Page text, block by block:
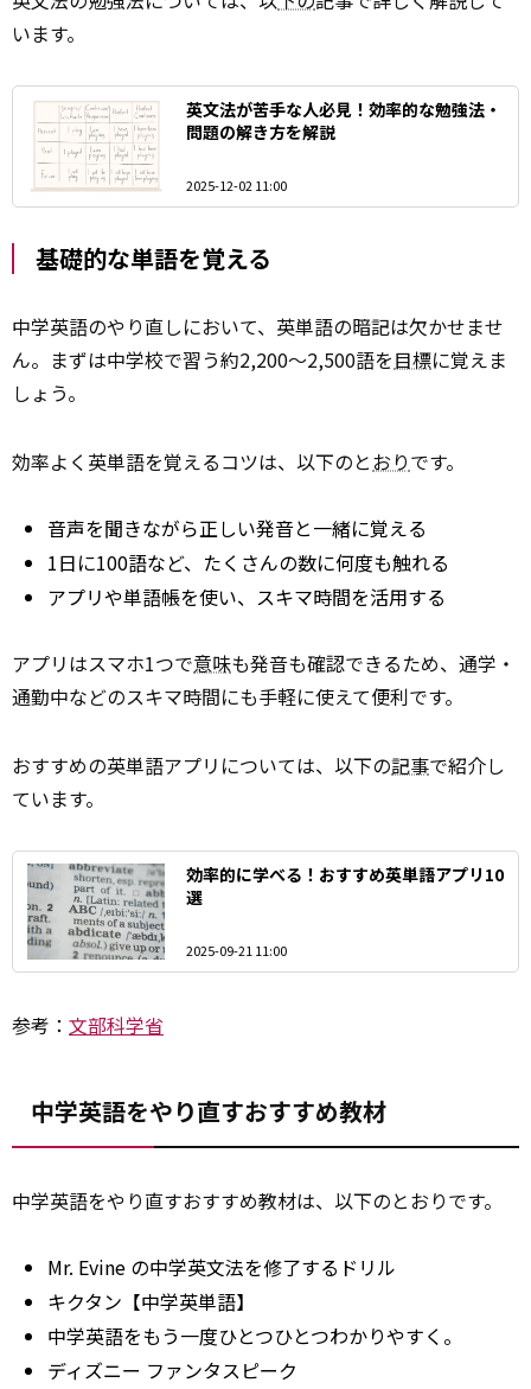
います。
英文法が苦手な人必見！効率的な勉強法・
問題の解き方を解説
2025-12-02 11:00
基礎的な単語を覚える
中学英語のやり直しにおいて、英単語の暗記は欠かせませ
ん。まずは中学校で習う約2,200～2,500語を目標に覚えま
しょう。
効率よく英単語を覚えるコツは、以下のとおりです。
音声を聞きながら正しい発音と一緒に覚える
1日に100語など、たくさんの数に何度も触れる
アプリや単語帳を使い、スキマ時間を活用する
アプリはスマホ1つで意味も発音も確認できるため、通学・
通勤中などのスキマ時間にも手軽に使えて便利です。
おすすめの英単語アプリについては、以下の記事で紹介し
ています。
効率的に学べる！おすすめ英単語アプリ10
選
2025-09-21 11:00
参考： 文部科学省
中学英語をやり直すおすすめ教材
中学英語をやり直すおすすめ教材は、以下のとおりです。
Mr. Evine の中学英文法を修了するドリル
キクタン【中学英単語】
中学英語をもう一度ひとつひとつわかりやすく。
ディズニー ファンタスピーク